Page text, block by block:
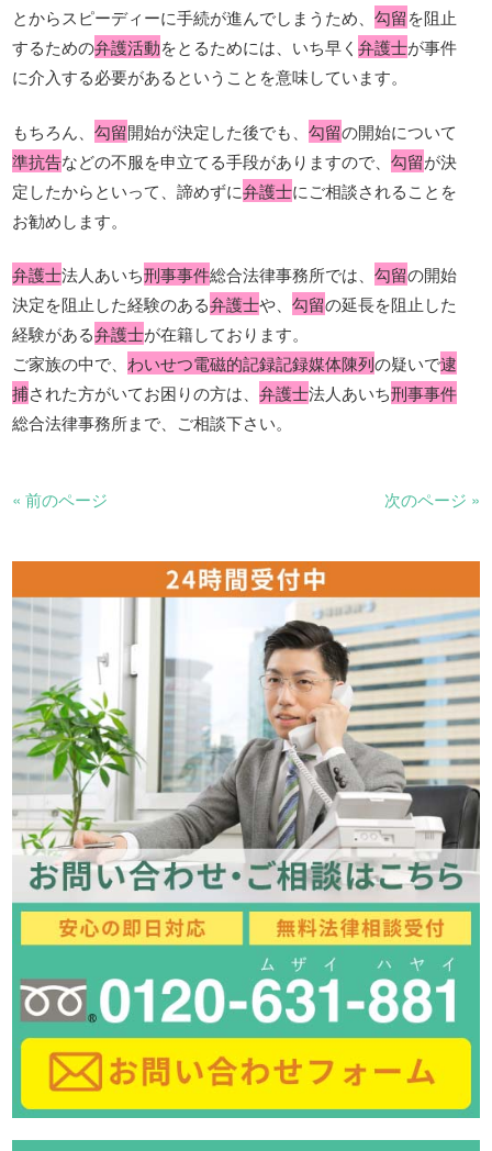
とからスピーディーに手続が進んでしまうため、勾留を阻止
するための弁護活動をとるためには、いち早く弁護士が事件
に介入する必要があるということを意味しています。
もちろん、勾留開始が決定した後でも、勾留の開始について
準抗告などの不服を申立てる手段がありますので、勾留が決
定したからといって、諦めずに弁護士にご相談されることを
お勧めします。
弁護士法人あいち刑事事件総合法律事務所では、勾留の開始
決定を阻止した経験のある弁護士や、勾留の延長を阻止した
経験がある弁護士が在籍しております。
ご家族の中で、わいせつ電磁的記録記録媒体陳列の疑いで逮
捕された方がいてお困りの方は、弁護士法人あいち刑事事件
総合法律事務所まで、ご相談下さい。
« 前のページ 次のページ »